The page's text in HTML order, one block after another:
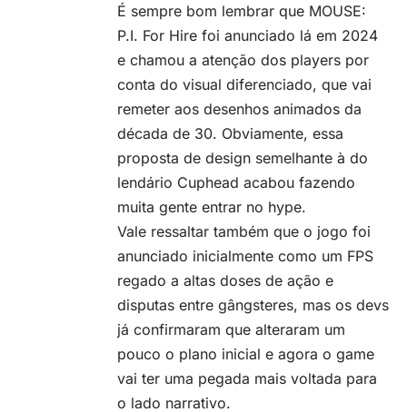
É sempre bom lembrar que MOUSE:
P.I. For Hire foi anunciado lá em 2024
e chamou a atenção dos players por
conta do visual diferenciado, que vai
remeter aos desenhos animados da
década de 30. Obviamente, essa
proposta de design semelhante à do
lendário Cuphead acabou fazendo
muita gente entrar no hype.
Vale ressaltar também que o jogo foi
anunciado inicialmente como um FPS
regado a altas doses de ação e
disputas entre gângsteres, mas os devs
já confirmaram que alteraram um
pouco o plano inicial e agora o game
vai ter uma pegada mais voltada para
o lado narrativo.